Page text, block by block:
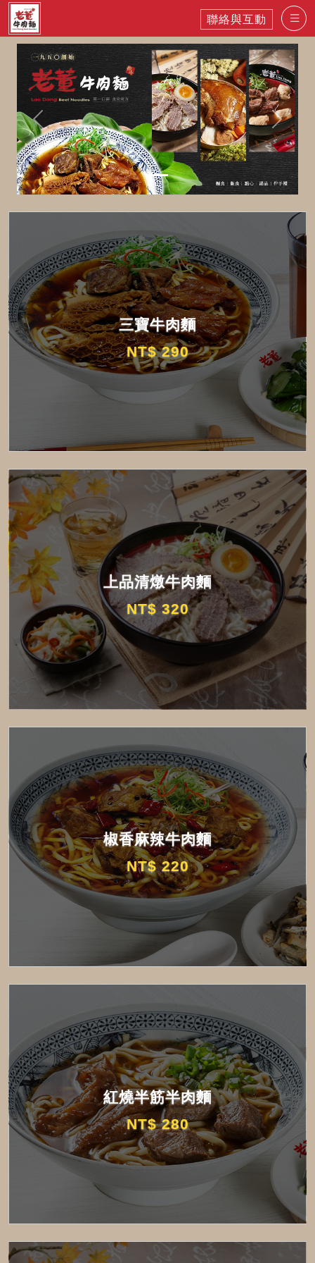
聯絡與互動
Previous Next
三寶牛肉麵
NT$ 290
上品清燉牛肉麵
NT$ 320
椒香麻辣牛肉麵
NT$ 220
紅燒半筋半肉麵
NT$ 280